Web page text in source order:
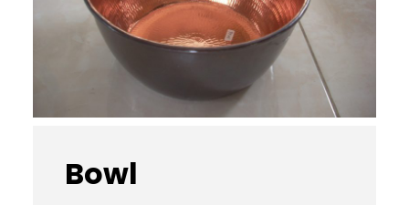
Bowl